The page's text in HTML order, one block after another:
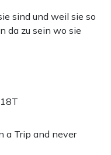
sind und weil sie so
da zu sein wo sie
a Trip and never